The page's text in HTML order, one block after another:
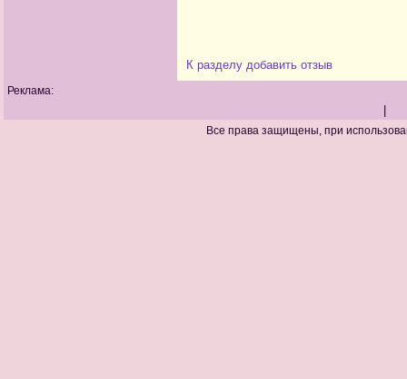
К разделу добавить отзыв
Реклама:
Все права защищены, при